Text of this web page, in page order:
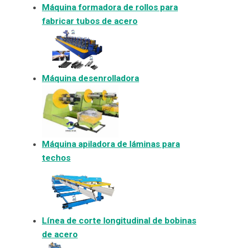
Máquina formadora de rollos para
fabricar tubos de acero
Máquina desenrolladora
Máquina apiladora de láminas para
techos
Línea de corte longitudinal de bobinas
de acero